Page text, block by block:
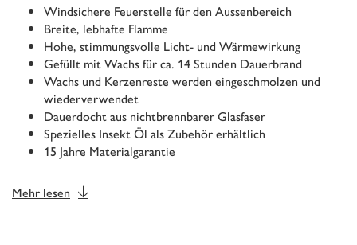
Windsichere Feuerstelle für den Aussenbereich
Breite, lebhafte Flamme
Hohe, stimmungsvolle Licht- und Wärmewirkung
Gefüllt mit Wachs für ca. 14 Stunden Dauerbrand
Wachs und Kerzenreste werden eingeschmolzen und
wiederverwendet
Dauerdocht aus nichtbrennbarer Glasfaser
Spezielles Insekt Öl als Zubehör erhältlich
15 Jahre Materialgarantie
Mehr lesen